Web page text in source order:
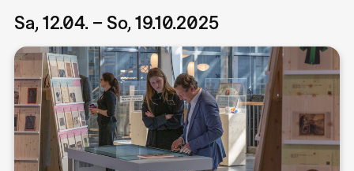
Sa, 12.04. – So, 19.10.2025